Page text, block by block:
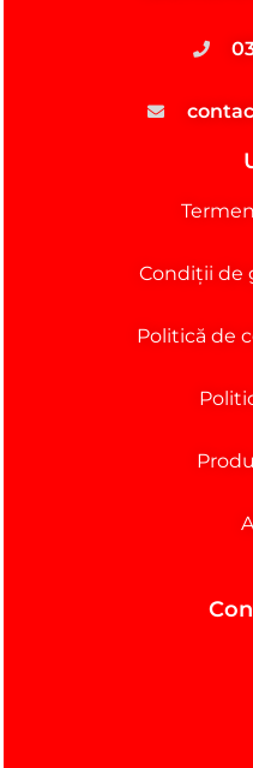
Condiții de
Politică de